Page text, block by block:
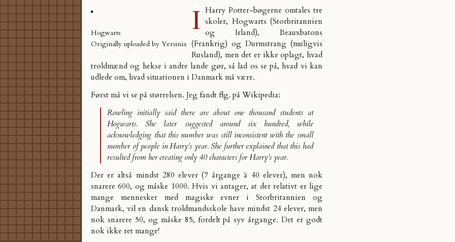
Hogwarts
Originally uploaded by Yersinia
I Harry Potter-bøgerne omtales tre
skoler, Hogwarts (Storbritannien
og Irland), Beauxbatons
(Frankrig) og Durmstrang (muligvis
Rusland), men det er ikke oplagt, hvad
troldmænd og hekse i andre lande gør, så lad os se på, hvad vi kan
udlede om, hvad situationen i Danmark må være.
Først må vi se på størrelsen. Jeg fandt flg. på Wikipedia:
Rowling initially said there are about one thousand students at
Hogwarts. She later suggested around six hundred, while
acknowledging that this number was still inconsistent with the small
number of people in Harry’s year. She further explained that this had
resulted from her creating only 40 characters for Harry’s year.
Der er altså mindst 280 elever (7 årgange à 40 elever), men nok
snarere 600, og måske 1000. Hvis vi antager, at der relativt er lige
mange mennesker med magiske evner i Storbritannien og
Danmark, vil en dansk troldmandsskole have mindst 24 elever, men
nok snarere 50, og måske 85, fordelt på syv årgange. Det er godt
nok ikke ret mange!